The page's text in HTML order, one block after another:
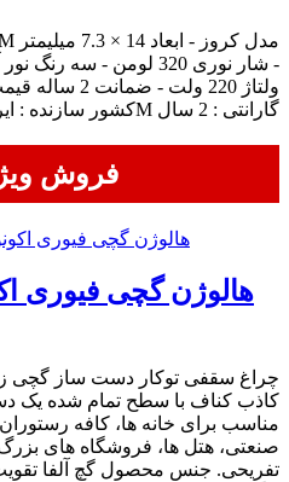
- شار نوری 320 لومن - سه
حفاظت IP65 - ولتاژ 220 ولت - ضمانت 2 ساله قیمت متری
کشور سازنده : ایران برند : 4M گارانتی : 2 سال
فروش
هالوژن گچی فیوری
چراغ سقفی توکار دست ساز گچی
کاذب کناف با سطح تمام شده یک
مناسب برای خانه ها، کافه
صنعتی، هتل ها، فروشگاه های
تفریحی. جنس محصول گچ آلفا